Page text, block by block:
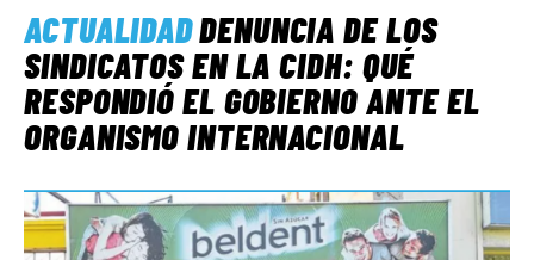
ACTUALIDADDENUNCIA DE LOS
SINDICATOS EN LA CIDH: QUÉ
RESPONDIÓ EL GOBIERNO ANTE EL
ORGANISMO INTERNACIONAL